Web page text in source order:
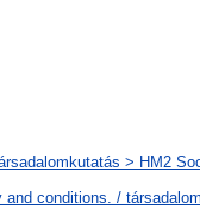
> HM2
conditions. /